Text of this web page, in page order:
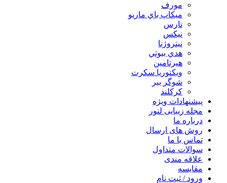
مورف
ميكاپ باي ماريو
نارس
نيكس
نیتروژنا
هدي بيوتي
هیرتامین
ویکتوریا سکرت
شوگر بير
کرکلند
پیشنهادات ویژه
مجله زیبایی لنور
درباره ما
روش های ارسال
تماس با ما
سوالات متداول
علاقه مندی
مقایسه
ورود / ثبت نام